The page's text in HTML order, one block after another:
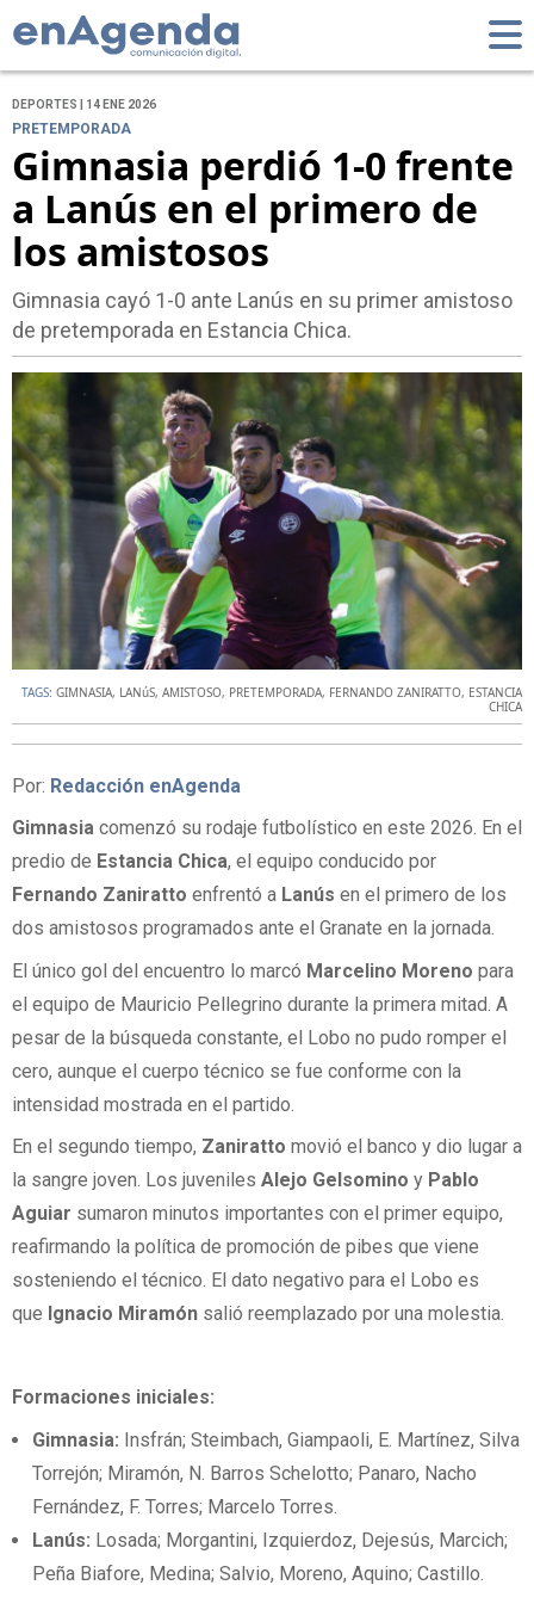
DEPORTES | 14 ENE 2026
PRETEMPORADA
Gimnasia perdió 1-0 frente
a Lanús en el primero de
los amistosos
Gimnasia cayó 1-0 ante Lanús en su primer amistoso
de pretemporada en Estancia Chica.
TAGS: GIMNASIA, LANúS, AMISTOSO, PRETEMPORADA, FERNANDO ZANIRATTO, ESTANCIA
CHICA
Por: Redacción enAgenda
Gimnasia comenzó su rodaje futbolístico en este 2026. En el
predio de Estancia Chica, el equipo conducido por
Fernando Zaniratto enfrentó a Lanús en el primero de los
dos amistosos programados ante el Granate en la jornada.
El único gol del encuentro lo marcó Marcelino Moreno para
el equipo de Mauricio Pellegrino durante la primera mitad. A
pesar de la búsqueda constante, el Lobo no pudo romper el
cero, aunque el cuerpo técnico se fue conforme con la
intensidad mostrada en el partido.
En el segundo tiempo, Zaniratto movió el banco y dio lugar a
la sangre joven. Los juveniles Alejo Gelsomino y Pablo
Aguiar sumaron minutos importantes con el primer equipo,
reafirmando la política de promoción de pibes que viene
sosteniendo el técnico. El dato negativo para el Lobo es
que Ignacio Miramón salió reemplazado por una molestia.
Formaciones iniciales:
Gimnasia: Insfrán; Steimbach, Giampaoli, E. Martínez, Silva
Torrejón; Miramón, N. Barros Schelotto; Panaro, Nacho
Fernández, F. Torres; Marcelo Torres.
Lanús: Losada; Morgantini, Izquierdoz, Dejesús, Marcich;
Peña Biafore, Medina; Salvio, Moreno, Aquino; Castillo.